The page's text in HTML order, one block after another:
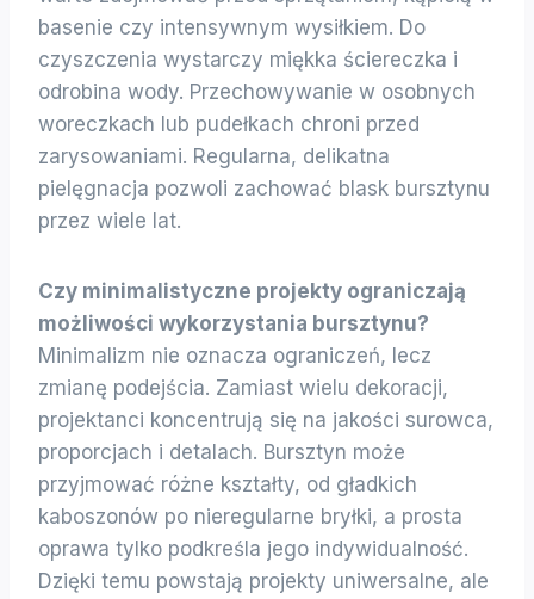
basenie czy intensywnym wysiłkiem. Do
czyszczenia wystarczy miękka ściereczka i
odrobina wody. Przechowywanie w osobnych
woreczkach lub pudełkach chroni przed
zarysowaniami. Regularna, delikatna
pielęgnacja pozwoli zachować blask bursztynu
przez wiele lat.
Czy minimalistyczne projekty ograniczają
możliwości wykorzystania bursztynu?
Minimalizm nie oznacza ograniczeń, lecz
zmianę podejścia. Zamiast wielu dekoracji,
projektanci koncentrują się na jakości surowca,
proporcjach i detalach. Bursztyn może
przyjmować różne kształty, od gładkich
kaboszonów po nieregularne bryłki, a prosta
oprawa tylko podkreśla jego indywidualność.
Dzięki temu powstają projekty uniwersalne, ale